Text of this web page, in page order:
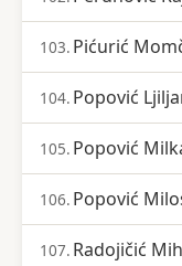
103. Pićurić
104. Popović
105. Popović
106. Popović
107. Radojičić